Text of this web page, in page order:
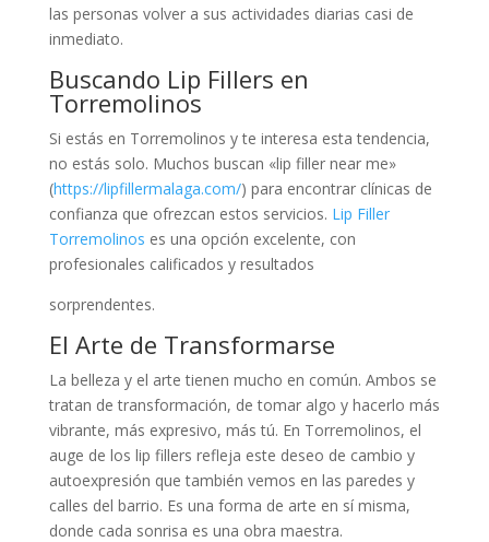
las personas volver a sus actividades diarias casi de
inmediato.
Buscando Lip Fillers en
Torremolinos
Si estás en Torremolinos y te interesa esta tendencia,
no estás solo. Muchos buscan «lip filler near me»
(https://lipfillermalaga.com/) para encontrar clínicas de
confianza que ofrezcan estos servicios. Lip Filler
Torremolinos es una opción excelente, con
profesionales calificados y resultados
sorprendentes.
El Arte de Transformarse
La belleza y el arte tienen mucho en común. Ambos se
tratan de transformación, de tomar algo y hacerlo más
vibrante, más expresivo, más tú. En Torremolinos, el
auge de los lip fillers refleja este deseo de cambio y
autoexpresión que también vemos en las paredes y
calles del barrio. Es una forma de arte en sí misma,
donde cada sonrisa es una obra maestra.